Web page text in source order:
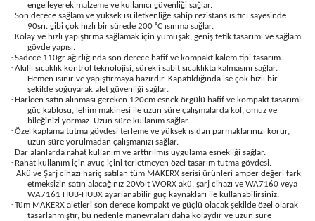
engelleyerek malzeme ve kullanıcı güvenliği sağlar.
· Son derece sağlam ve yüksek ısı iletkenliğe sahip rezistans ısıtıcı sayesinde
90sn. gibi çok hızlı bir sürede 200 ˚C ısınma sağlar.
· Kolay ve hızlı yapıştırma sağlamak için yumuşak, geniş tetik tasarımı ve sağlam
gövde yapısı.
· Sadece 110gr ağırlığında son derece hafif ve kompakt kalem tipi tasarım.
· Akıllı sıcaklık kontrol teknolojisi, sürekli sabit sıcaklıkta kalmasını sağlar.
Hemen ısınır ve yapıştırmaya hazırdır. Kapatıldığında ise çok hızlı bir
şekilde soğuyarak alet güvenliği sağlar.
· Haricen satın alınması gereken 120cm esnek örgülü hafif ve kompakt tasarımlı
güç kablosu, lehim makinesi ile uzun süre çalışmalarda kol, omuz ve
bileğinizi yormaz. Uzun süre kullanım sağlar.
· Özel kaplama tutma gövdesi terleme ve yüksek ısıdan parmaklarınızı korur,
uzun süre yorulmadan çalışmanızı sağlar.
· Dar alanlarda rahat kullanım ve arttırılmış uygulama esnekliği sağlar.
· Rahat kullanım için avuç içini terletmeyen özel tasarım tutma gövdesi.
· Akü ve Şarj cihazı hariç satılan tüm MAKERX serisi ürünleri amper değeri fark
etmeksizin satın alacağınız 20Volt WORX akü, şarj cihazı ve WA7160 veya
WA7161 HUB-HUBX ayarlanabilir güç kaynakları ile kullanabilirsiniz.
· Tüm MAKERX aletleri son derece kompakt ve güçlü olacak şekilde özel olarak
tasarlanmıştır, bu nedenle manevraları daha kolaydır ve uzun süre